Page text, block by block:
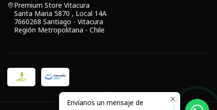
Premium Store Vitacura
Santa Maria 5870 , Local 14A
7660268 Santiago - Vitacura
Región Metropolitana - Chile
Envíanos un mensaje de